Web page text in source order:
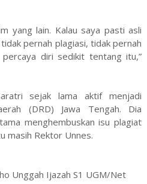
yang lain. Kalau saya pasti asli
pernah plagiasi, tidak pernah
diri sedikit tentang itu,”
sejak lama aktif menjadi
(DRD) Jawa Tengah. Dia
menghembuskan isu plagiat
masih Rektor Unnes.
Unggah Ijazah S1 UGM/Net